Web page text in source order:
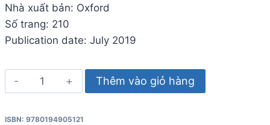
Nhà xuất bản: Oxford
Số trang: 210
Publication date: July 2019
Skills
Thêm vào giỏ hàng
ISBN: 9780194905121